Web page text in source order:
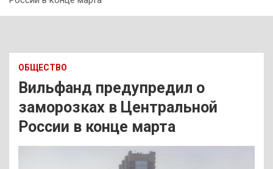
ОБЩЕСТВО
Вильфанд предупредил о
заморозках в Центральной
России в конце марта